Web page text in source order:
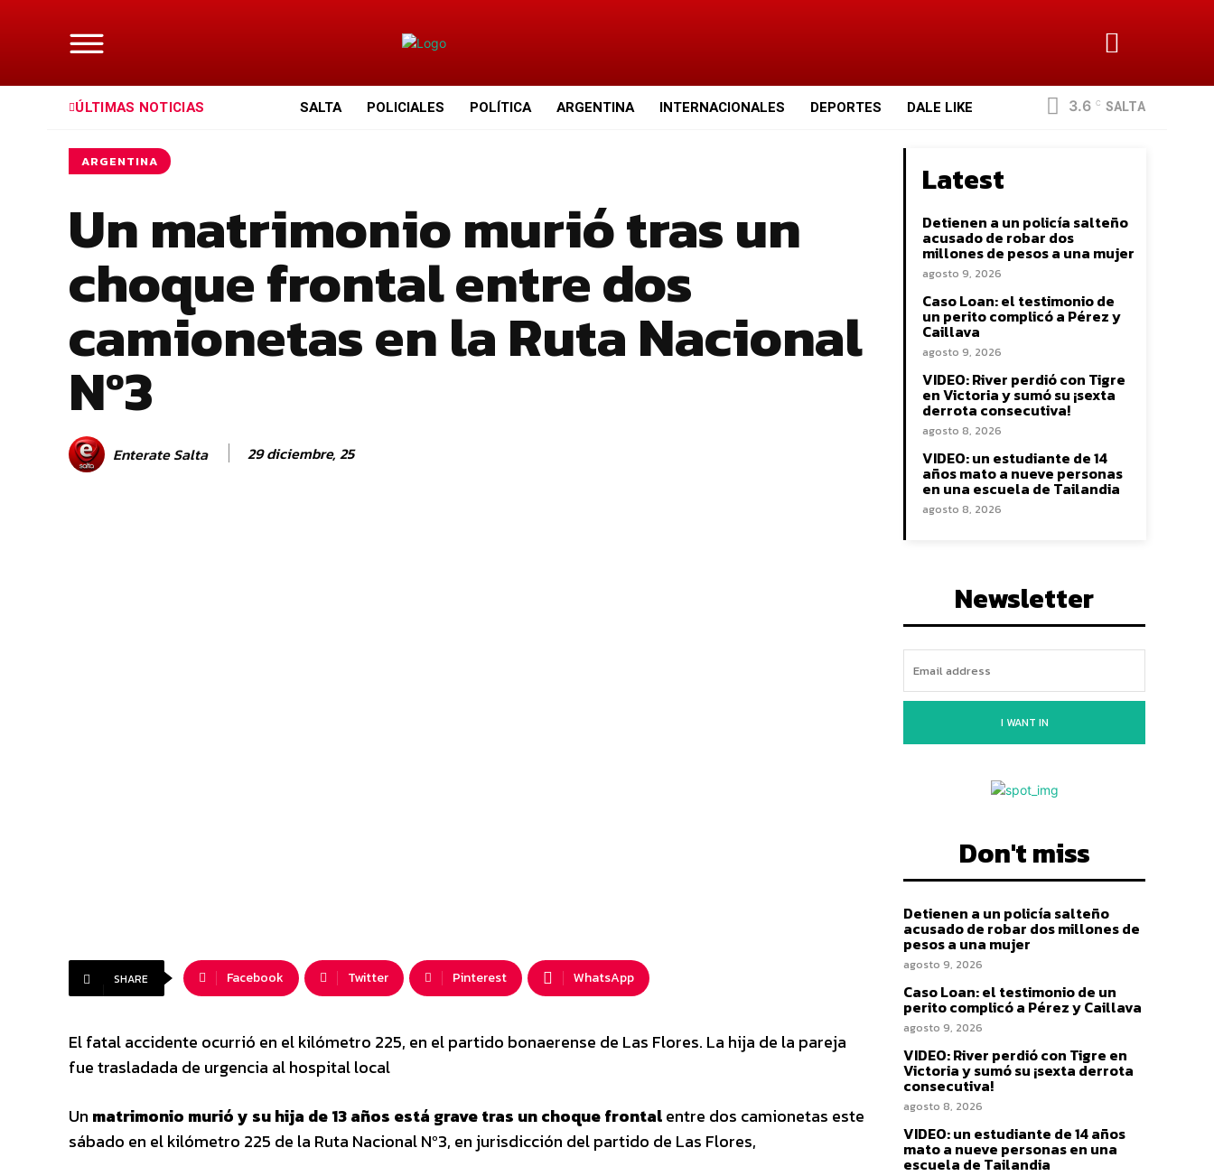
ÚLTIMAS NOTICIAS SALTA POLICIALES POLÍTICA ARGENTINA INTERNACIONALES DEPORTES DALE LIKE 3.6 C SALTA
ARGENTINA
Un matrimonio murió tras un
choque frontal entre dos
camionetas en la Ruta Nacional
Nº3
Enterate Salta 29 diciembre, 25
SHARE Facebook Twitter Pinterest WhatsApp
El fatal accidente ocurrió en el kilómetro 225, en el partido bonaerense de Las Flores. La hija de la pareja
fue trasladada de urgencia al hospital local
Un matrimonio murió y su hija de 13 años está grave tras un choque frontalentre dos camionetas este
sábado en el kilómetro 225 de la Ruta Nacional Nº3, en jurisdicción del partido de Las Flores,
Latest
Detienen a un policía salteño
acusado de robar dos
millones de pesos a una mujer
agosto 9, 2026
Caso Loan: el testimonio de
un perito complicó a Pérez y
Caillava
agosto 9, 2026
VIDEO: River perdió con Tigre
en Victoria y sumó su ¡sexta
derrota consecutiva!
agosto 8, 2026
VIDEO: un estudiante de 14
años mato a nueve personas
en una escuela de Tailandia
agosto 8, 2026
Newsletter
I WANT IN
Don't miss
Detienen a un policía salteño
acusado de robar dos millones de
pesos a una mujer
agosto 9, 2026
Caso Loan: el testimonio de un
perito complicó a Pérez y Caillava
agosto 9, 2026
VIDEO: River perdió con Tigre en
Victoria y sumó su ¡sexta derrota
consecutiva!
agosto 8, 2026
VIDEO: un estudiante de 14 años
mato a nueve personas en una
escuela de Tailandia